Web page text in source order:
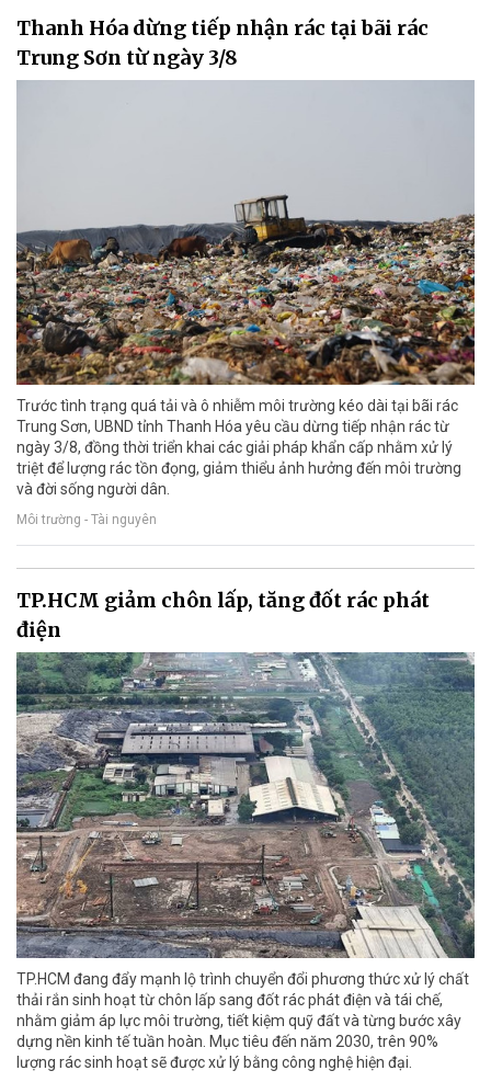
Thanh Hóa dừng tiếp nhận rác tại bãi rác
Trung Sơn từ ngày 3/8
Trước tình trạng quá tải và ô nhiễm môi trường kéo dài tại bãi rác
Trung Sơn, UBND tỉnh Thanh Hóa yêu cầu dừng tiếp nhận rác từ
ngày 3/8, đồng thời triển khai các giải pháp khẩn cấp nhằm xử lý
triệt để lượng rác tồn đọng, giảm thiểu ảnh hưởng đến môi trường
và đời sống người dân.
Môi trường - Tài nguyên
TP.HCM giảm chôn lấp, tăng đốt rác phát
điện
TP.HCM đang đẩy mạnh lộ trình chuyển đổi phương thức xử lý chất
thải rắn sinh hoạt từ chôn lấp sang đốt rác phát điện và tái chế,
nhằm giảm áp lực môi trường, tiết kiệm quỹ đất và từng bước xây
dựng nền kinh tế tuần hoàn. Mục tiêu đến năm 2030, trên 90%
lượng rác sinh hoạt sẽ được xử lý bằng công nghệ hiện đại.